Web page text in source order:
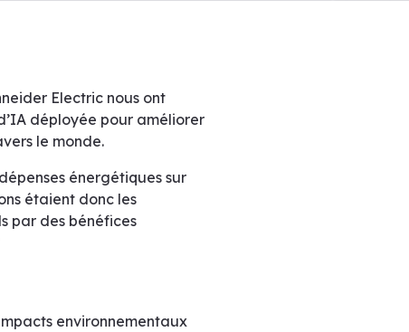
Electric nous ont
déployée pour améliorer
le monde.
énergétiques sur
étaient donc les
par des bénéfices
environnementaux